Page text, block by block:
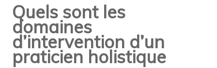
Quels sont les
domaines
d’intervention d’un
praticien holistique